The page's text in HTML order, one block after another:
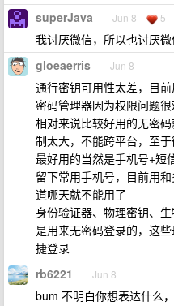
superJava Jun 8 5
我讨厌微信，所以也讨厌
gloeaerris Jun 8
通行密钥可用性太差，目
密码管理器因为权限问题
相对来说比较好用的无密
制太大，不能跨平台，至
最好用的当然是手机号+短
留下常用手机号，目前用
道哪天就不能用了
身份验证器、物理密钥、
是用来无密码登录的，这
捷登录
rb6221 Jun 8
bum 不明白你想表达什么